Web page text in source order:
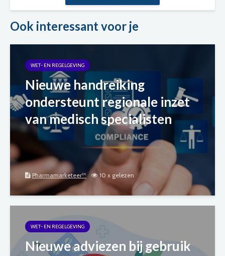
Ook interessant voor je
WET- EN REGELGEVING
Nieuwe handreiking
ondersteunt regionale inzet
van medisch specialisten
Pharmamarketeer™ 10 x gelezen
WET- EN REGELGEVING
Nieuwe adviezen bij gebruik